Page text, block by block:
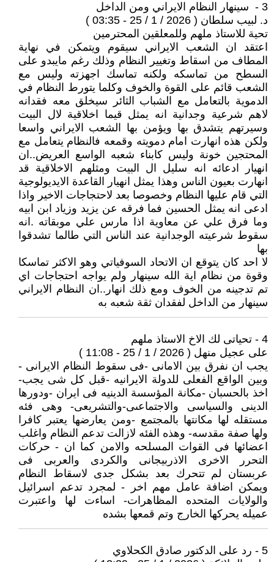
3 - ‏ سينهار النظام الايراني ومن الداخل
د. لبيب سلطان ( 2026 / 1 / 25 - 03:35 )
تحية للاستاذ ملهم وللمعلقين المحترمين
اعتقد ان الشعب الايراني سيقوم ويتمكن في نهاية
المطاف من اسقاط وتغيير النظام وذلك رغم مايبدو على
السطح من تماسكه ولكنه تماسك اجهزته وليس مع
الشعب قائم على القوة والخوف وكلما يتورط النظام في
الدموية بالتعامل مع الشباب الثائر سيخلق معه فقدانه
لاهم شرعية وجدانية انه يمثل قيما اخلاقية لال البيت
وسيرتهم يتشدق بها ويؤمن بها الشعب الايراني واسعا
ولكن هذه انهارت امام دمويته وقمعه فالنظام يتعامل مع
المحتجين خونة وليس كابناء شعبه الواسع العريض..ان
انهيار ادعائه انه سليل ال البيت ومثلهم الاخلاقية قد
انهارت بعيون الناس وهذا يمثل انهيار القاعدة الايديولوجية
التي قام عليها النظام وخصوصا بعد لاحتجاجات الاخير واذا
ادعى انه يمثل الحسين فما فرقه عن يزيد وزياد ابن ابيه
وما فرق علي عن معاوية اذا مارس علي موبقاته .انه
سقوط شرعيته الوجدانية عند الناس التي طالما تشدقوا
بها
لا احد كان يتوقع ان الاتحاد السوفياتي وهو الاكثر تماسكا
وقوة من نظام اية الله سينهار ولم يواجه احتجاجات اي
تم تدجينه من الخوف ومع ذلك انهار..ان النظام الايراني
سينهار من الداخل لفقدان ثقة شعبه به
4 - تحياتى لك الاخ الاستاذ ملهم
على عجيل منهل ( 2026 / 1 / 25 - 11:08 )
يجب ان نفرق بين الامانى -فى سقوط النظام الايرانى -
وبين الواقع الفعلى للدولة الايرانيه -قبل كل شى يجب-
اخذ بالحسبان -مكانة المؤسسة الدينيه فى ايران -ودورها
الدينى والسياسى والاجتماعىى-والتشريعى- وهى فئه
مستقله لها مكانتها بالمجتمع -ومن يعارضها يعتبر كافرا
ولها صفة مقدسه- وهذه الفئه لازالت تدعم النظام واغلب
اعضائها فى القوات المسلحه والامن كما ان - حركات
التحرر الاخرى الاذربيجانى والكردى والعربى فى
عربستان لم تتحرك بعد بشكل جدى لاسقاط النظام
ويمكن اضافة عامل مهم اخر - لمجرد تدعم اسرائيل
والولايات المتحده المظاهرات- اساءت لها واعتبرت
عميله يحركها الخارج وتم قمعها بشده
5 - رد على الدكتور صادق الكحلاوي